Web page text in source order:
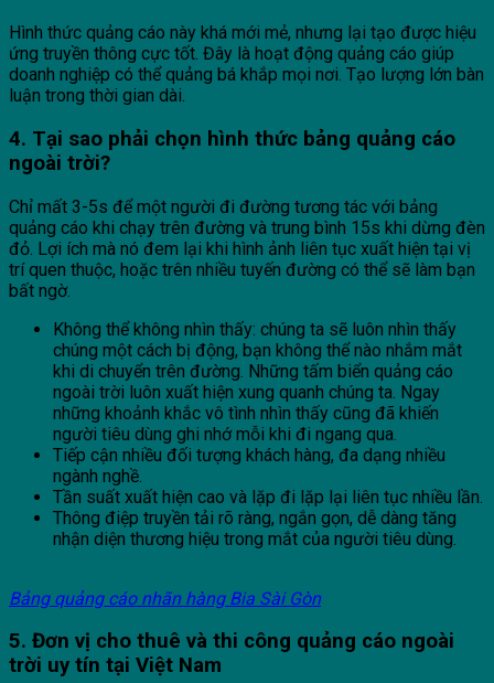
Hình thức quảng cáo này khá mới mẻ, nhưng lại tạo được hiệu
ứng truyền thông cực tốt. Đây là hoạt động quảng cáo giúp
doanh nghiệp có thể quảng bá khắp mọi nơi. Tạo lượng lớn bàn
luận trong thời gian dài.
4. Tại sao phải chọn hình thức bảng quảng cáo
ngoài trời?
Chỉ mất 3-5s để một người đi đường tương tác với bảng
quảng cáo khi chạy trên đường và trung bình 15s khi dừng đèn
đỏ. Lợi ích mà nó đem lại khi hình ảnh liên tục xuất hiện tại vị
trí quen thuộc, hoặc trên nhiều tuyến đường có thể sẽ làm bạn
bất ngờ.
Không thể không nhìn thấy: chúng ta sẽ luôn nhìn thấy
chúng một cách bị động, bạn không thể nào nhắm mắt
khi di chuyển trên đường. Những tấm biển quảng cáo
ngoài trời luôn xuất hiện xung quanh chúng ta. Ngay
những khoảnh khắc vô tình nhìn thấy cũng đã khiến
người tiêu dùng ghi nhớ mỗi khi đi ngang qua.
Tiếp cận nhiều đối tượng khách hàng, đa dạng nhiều
ngành nghề.
Tần suất xuất hiện cao và lặp đi lặp lại liên tục nhiều lần.
Thông điệp truyền tải rõ ràng, ngắn gọn, dễ dàng tăng
nhận diện thương hiệu trong mắt của người tiêu dùng.
Bảng quảng cáo nhãn hàng Bia Sài Gòn
5. Đơn vị cho thuê và thi công quảng cáo ngoài
trời uy tín tại Việt Nam